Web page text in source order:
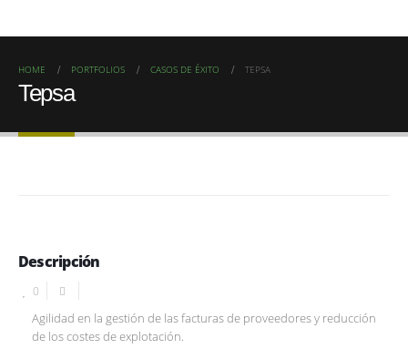
HOME PORTFOLIOS CASOS DE ÉXITO TEPSA
Tepsa
Descripción
0
Agilidad en la gestión de las facturas de proveedores y reducción
de los costes de explotación.